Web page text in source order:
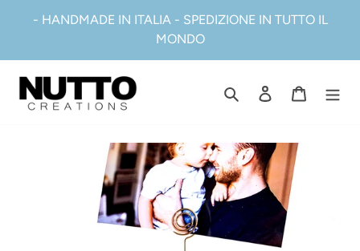
ai
contenuti
- HANDMADE IN ITALIA - SPEDIZIONE IN TUTTO IL
MONDO
Cerca Accedi